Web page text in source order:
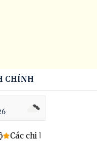
CHÍNH
Các chi bộ trực thuộc